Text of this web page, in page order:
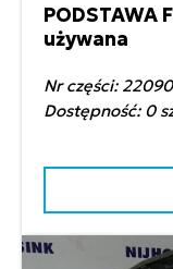
PODSTAWA
używana
Nr części:
Dostępność: 0